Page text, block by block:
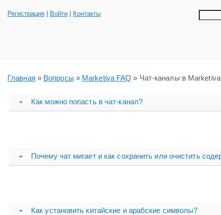
Регистрация Войти Контакты
Главная » Вопросы » Marketiva FAQ » Чат-каналы в Marketiva
Как можно попасть в чат-канал?
Почему чат мигает и как сохранить или очистить
Как установить китайские и арабские символы?